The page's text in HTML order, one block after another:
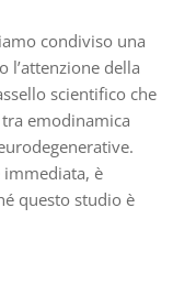
condiviso una
l’attenzione della
scientifico che
emodinamica
è
questo studio è